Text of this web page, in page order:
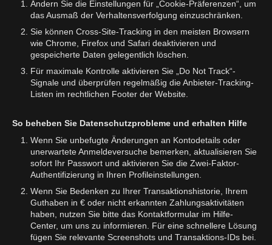
Ändern Sie die Einstellungen für „Cookie-Präferenzen“, um
das Ausmaß der Verhaltensverfolgung einzuschränken.
Sie können Cross-Site-Tracking in den meisten Browsern
wie Chrome, Firefox und Safari deaktivieren und
gespeicherte Daten gelegentlich löschen.
Für maximale Kontrolle aktivieren Sie „Do Not Track“-
Signale und überprüfen regelmäßig die Anbieter-Tracking-
Listen im rechtlichen Footer der Website.
So beheben Sie Datenschutzprobleme und erhalten Hilfe
Wenn Sie unbefugte Änderungen an Kontodetails oder
unerwartete Anmeldeversuche bemerken, aktualisieren Sie
sofort Ihr Passwort und aktivieren Sie die Zwei-Faktor-
Authentifizierung in Ihren Profileinstellungen.
Wenn Sie Bedenken zu Ihrer Transaktionshistorie, Ihrem
Guthaben in € oder nicht erkannten Zahlungsaktivitäten
haben, nutzen Sie bitte das Kontaktformular im Hilfe-
Center, um uns zu informieren. Für eine schnellere Lösung
fügen Sie relevante Screenshots und Transaktions-IDs bei.